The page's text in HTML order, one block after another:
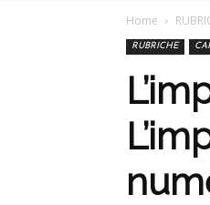
Home
RUBRICHE